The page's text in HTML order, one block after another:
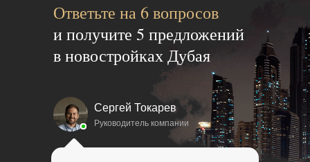
Ответьте на 6 вопросов
и получи те 5 предложений
в новостройках Дубая
Сергей Токарев
Руководитель компании